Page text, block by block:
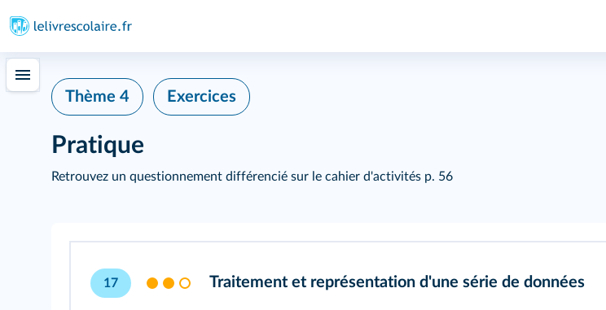
Thème 4 Exercices
Pratique
Retrouvez un questionnement différencié sur le cahier d'activités p. 56
17 Traitement et représentation d'une série de données